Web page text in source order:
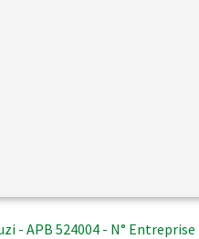
- APB 524004 - N° Entreprise